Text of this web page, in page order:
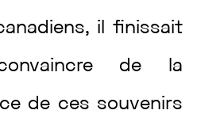
, il finissait
de la
de ces souvenirs